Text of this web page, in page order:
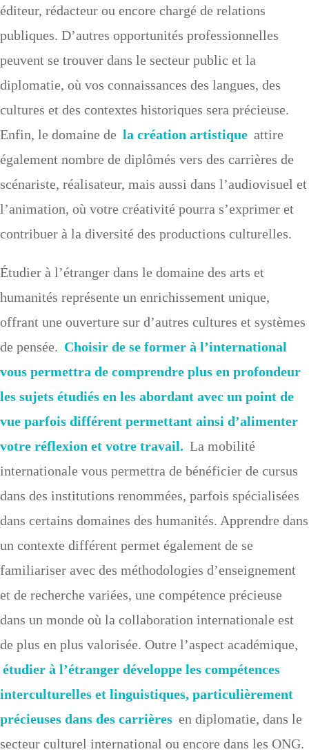
éditeur, rédacteur ou encore chargé de relations
publiques. D’autres opportunités professionnelles
peuvent se trouver dans le secteur public et la
diplomatie, où vos connaissances des langues, des
cultures et des contextes historiques sera précieuse.
Enfin, le domaine de la création artistique attire
également nombre de diplômés vers des carrières de
scénariste, réalisateur, mais aussi dans l’audiovisuel et
l’animation, où votre créativité pourra s’exprimer et
contribuer à la diversité des productions culturelles.
Étudier à l’étranger dans le domaine des arts et
humanités représente un enrichissement unique,
offrant une ouverture sur d’autres cultures et systèmes
de pensée. Choisir de se former à l’international
vous permettra de comprendre plus en profondeur
les sujets étudiés en les abordant avec un point de
vue parfois différent permettant ainsi d’alimenter
votre réflexion et votre travail. La mobilité
internationale vous permettra de bénéficier de cursus
dans des institutions renommées, parfois spécialisées
dans certains domaines des humanités. Apprendre dans
un contexte différent permet également de se
familiariser avec des méthodologies d’enseignement
et de recherche variées, une compétence précieuse
dans un monde où la collaboration internationale est
de plus en plus valorisée. Outre l’aspect académique,
étudier à l’étranger développe les compétences
interculturelles et linguistiques, particulièrement
précieuses dans des carrières en diplomatie, dans le
secteur culturel international ou encore dans les ONG.